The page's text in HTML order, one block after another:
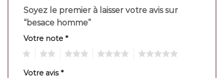
Soyez le premier à laisser votre avis sur
“besace homme”
Votre note *
Votre avis*